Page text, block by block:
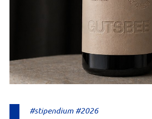
#stipendium #2026